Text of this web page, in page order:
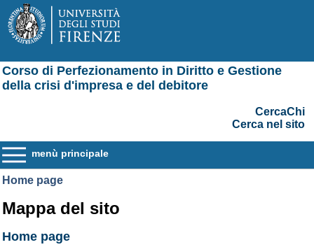
Corso di Perfezionamento in Diritto e Gestione
della crisi d'impresa e del debitore
CercaChi
Cerca nel sito
menù principale
Home page
Mappa del sito
Home page